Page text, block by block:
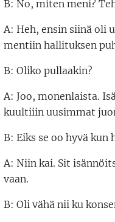
B: No, miten meni?
A: Heh, ensin siinä oli
mentiin hallituksen
B: Oliko pullaakin?
A: Joo, monenlaista.
kuultiiin uusimmat
B: Eiks se oo hyvä
A: Niin kai. Sit
vaan.
B: Oli vähä nii ku